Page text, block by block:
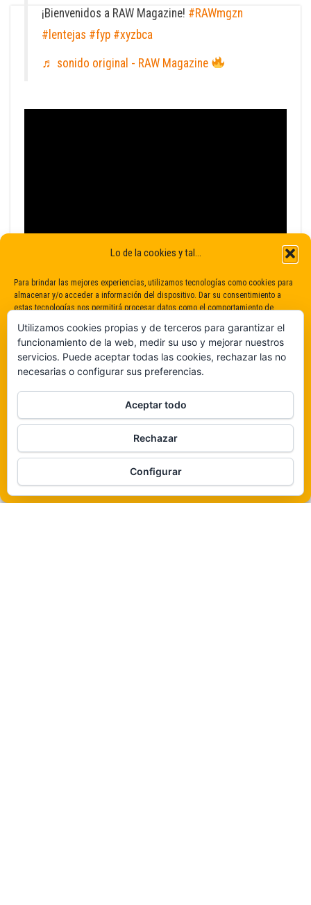
Lo de la cookies y tal...
Para brindar las mejores experiencias, utilizamos tecnologías como cookies para
almacenar y/o acceder a información del dispositivo. Dar su consentimiento a
estas tecnologías nos permitirá procesar datos como el comportamiento de
consentimiento puede afectar negativamente a determinadas características y
funciones.
De ninguna manera
Veámos que hay aquí
Política de cookies
¡Bienvenidos a RAW Magazine! #RAWmgzn
#lentejas #fyp #xyzbca
♬ sonido original - RAW Magazine
WordPress |Tema:
Utilizamos cookies propias y de terceros para garantizar el
funcionamiento de la web, medir su uso y mejorar nuestros
servicios. Puede aceptar todas las cookies, rechazar las no
necesarias o configurar sus preferencias.
Aceptar todo
Rechazar
Configurar